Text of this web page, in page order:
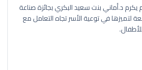
د.أماني بنت سعيد البكري بجائزة صناعة
لتميزها في توعية الأسر تجاه التعامل مع